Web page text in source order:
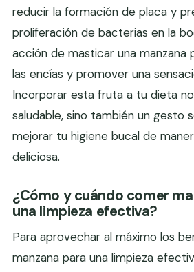
reducir la formación de placa y
proliferación de bacterias en la
acción de masticar una
las encías y promover una
Incorporar esta fruta a tu dieta
saludable, sino también un gesto
mejorar tu higiene bucal de
deliciosa.
¿Cómo y cuándo comer
una limpieza efectiva?
Para aprovechar al máximo los
manzana para una limpieza